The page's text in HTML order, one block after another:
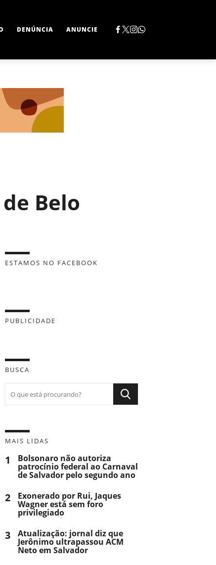
DENÚNCIA ANUNCIE
Belo
ESTAMOS NO FACEBOOK
PUBLICIDADE
BUSCA
MAIS LIDAS
1 Bolsonaro não autoriza
patrocínio federal ao Carnaval
de Salvador pelo segundo ano
2 Exonerado por Rui, Jaques
Wagner está sem foro
privilegiado
3 Atualização: jornal diz que
Jerônimo ultrapassou ACM
Neto em Salvador